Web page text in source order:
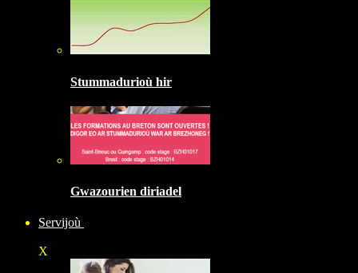
Stummadurioù hir
Gwazourien diriadel
Servijoù
X